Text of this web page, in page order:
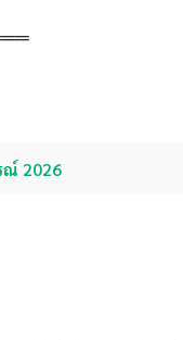
2026